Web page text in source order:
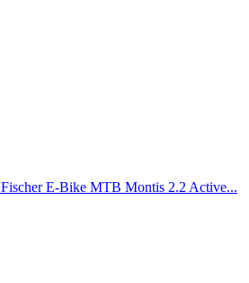
Fischer E-Bike MTB Montis 2.2 Active...